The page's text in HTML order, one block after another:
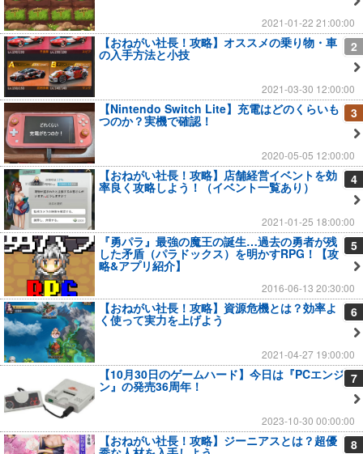
2021-01-22 21:00:00
2
【おねがい社長！攻略】オススメの乗り物・車
の入手方法と小技
2021-03-30 12:00:00
3
【Nintendo Switch Lite】充電はどのくらいも
つのか？実機で確認！
2020-05-05 12:00:00
4
【おねがい社長！攻略】店舗経営イベントを効
率良く攻略しよう！（イベント一覧あり）
2021-01-25 18:00:00
5
『勇パラ』最強の魔王の誕生…過去の勇者が残
した矛盾（パラドックス）を明かすRPG！【攻
略&アプリ紹介】
2016-06-13 20:30:00
6
【おねがい社長！攻略】資源危機とは？効率よ
く使って実力を上げよう
2021-04-27 19:00:00
7
【10月30日のゲームハード】今日は『PCエンジ
ン』の発売36周年！
2023-10-30 00:00:00
8
【おねがい社長！攻略】ジーニアスとは？超優